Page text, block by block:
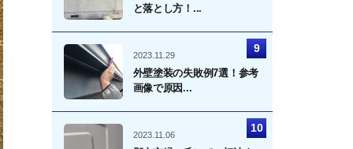
と落とし方！...
2023.11.29
外壁塗装の失敗例7選！参考
画像で原因...
2023.11.06